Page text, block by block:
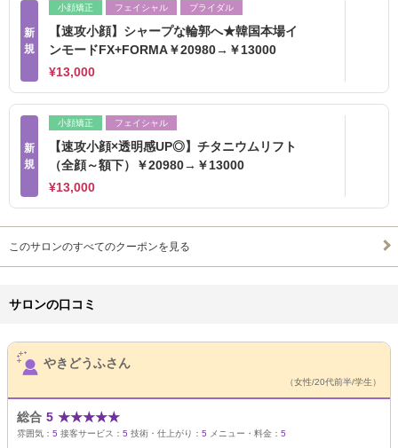
新
規
小顔矯正 フェイシャル ブライダル
【速攻小顔】シャープな輪郭へ★韓国本場イ
ンモードFX+FORMA￥20980→￥13000
¥13,000
新
規
小顔矯正 フェイシャル
【速攻小顔×透明感UP◎】チタニウムリフト
（全顔～額下）￥20980→￥13000
¥13,000
このサロンのすべてのクーポンを見る
サロンの口コミ
サロンPick Up
やきどうふさん
（女性/20代前半/学生）
総合 5 ★★★★★
雰囲気： 5 接客サービス： 5 技術・仕上がり： 5 メニュー・料金： 5